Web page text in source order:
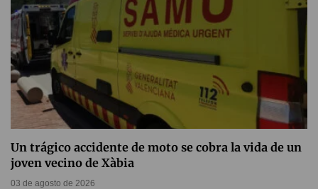
Un trágico accidente de moto se cobra la vida de un
joven vecino de Xàbia
03 de agosto de 2026